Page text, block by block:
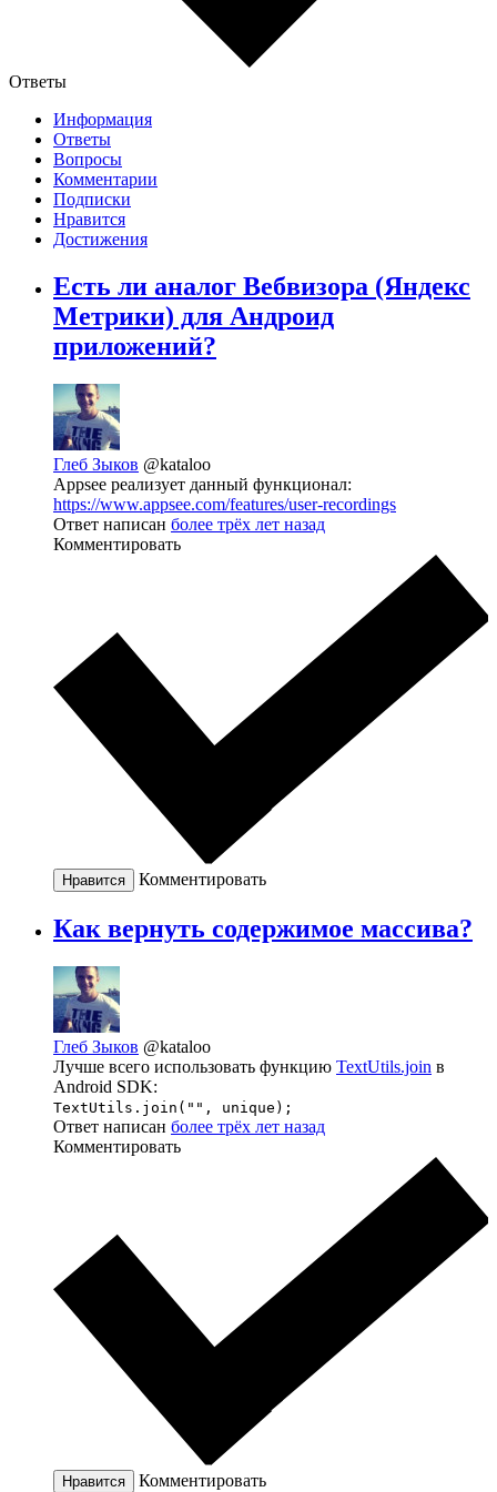
Ответы
Информация
Ответы
Вопросы
Комментарии
Подписки
Нравится
Достижения
Есть ли аналог Вебвизора (Яндекс
Метрики) для Андроид
приложений?
Глеб Зыков @kataloo
Appsee реализует данный функционал:
https://www.appsee.com/features/user-recordings
Ответ написан более трёх лет назад
Комментировать
Нравится Комментировать
Как вернуть содержимое массива?
Глеб Зыков @kataloo
Лучше всего использовать функцию TextUtils.join в
Android SDK:
TextUtils.join("", unique);
Ответ написан более трёх лет назад
Комментировать
Нравится Комментировать